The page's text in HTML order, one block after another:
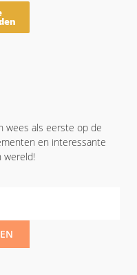
wees als eerste op de
en interessante
wereld!